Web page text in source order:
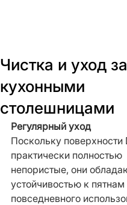
Чистка и уход за
кухонными
столешницами
Регулярный уход
Поскольку поверхности
практически полностью
непористые, они
устойчивостью к пятнам
повседневного